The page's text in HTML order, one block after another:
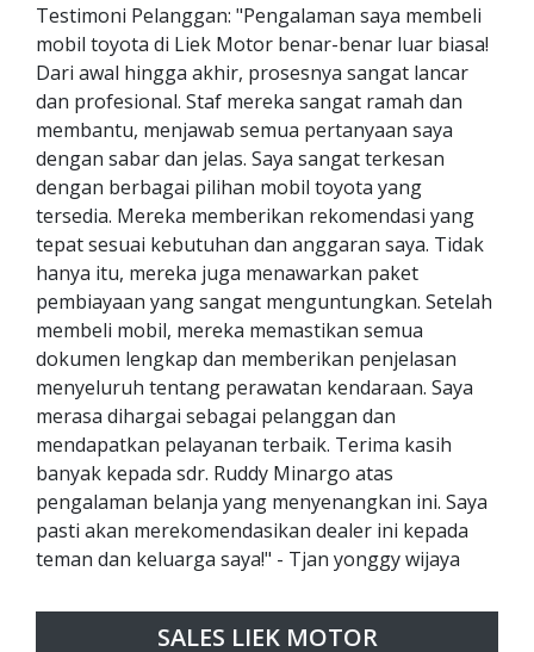
Testimoni Pelanggan: "Pengalaman saya membeli
mobil toyota di Liek Motor benar-benar luar biasa!
Dari awal hingga akhir, prosesnya sangat lancar
dan profesional. Staf mereka sangat ramah dan
membantu, menjawab semua pertanyaan saya
dengan sabar dan jelas. Saya sangat terkesan
dengan berbagai pilihan mobil toyota yang
tersedia. Mereka memberikan rekomendasi yang
tepat sesuai kebutuhan dan anggaran saya. Tidak
hanya itu, mereka juga menawarkan paket
pembiayaan yang sangat menguntungkan. Setelah
membeli mobil, mereka memastikan semua
dokumen lengkap dan memberikan penjelasan
menyeluruh tentang perawatan kendaraan. Saya
merasa dihargai sebagai pelanggan dan
mendapatkan pelayanan terbaik. Terima kasih
banyak kepada sdr. Ruddy Minargo atas
pengalaman belanja yang menyenangkan ini. Saya
pasti akan merekomendasikan dealer ini kepada
teman dan keluarga saya!" - Tjan yonggy wijaya
SALES LIEK MOTOR